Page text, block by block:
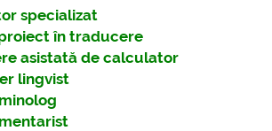
specializat
în traducere
asistată de calculator
lingvist